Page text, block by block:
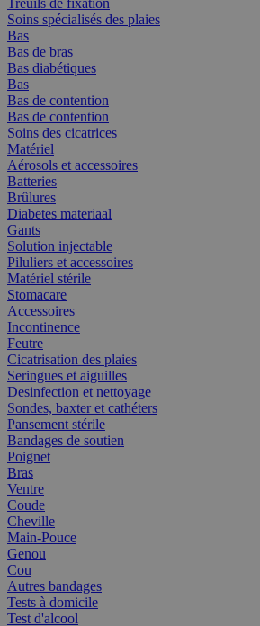
Treuils de fixation
Soins spécialisés des plaies
Bas
Bas de bras
Bas diabétiques
Bas
Bas de contention
Bas de contention
Soins des cicatrices
Matériel
Aérosols et accessoires
Batteries
Brûlures
Diabetes materiaal
Gants
Solution injectable
Piluliers et accessoires
Matériel stérile
Stomacare
Accessoires
Incontinence
Feutre
Cicatrisation des plaies
Seringues et aiguilles
Desinfection et nettoyage
Sondes, baxter et cathéters
Pansement stérile
Bandages de soutien
Poignet
Bras
Ventre
Coude
Cheville
Main-Pouce
Genou
Cou
Autres bandages
Tests à domicile
Test d'alcool